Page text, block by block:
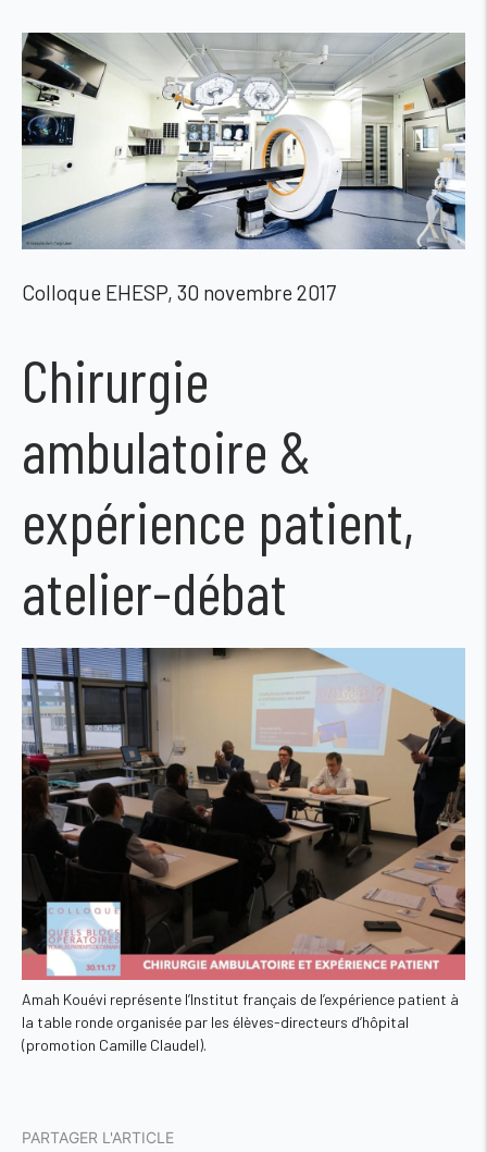
Colloque EHESP, 30 novembre 2017
Chirurgie
ambulatoire &
expérience patient,
atelier-débat
Amah Kouévi représente l’Institut français de l’expérience patient à
la table ronde organisée par les élèves-directeurs d’hôpital
(promotion Camille Claudel).
PARTAGER L'ARTICLE